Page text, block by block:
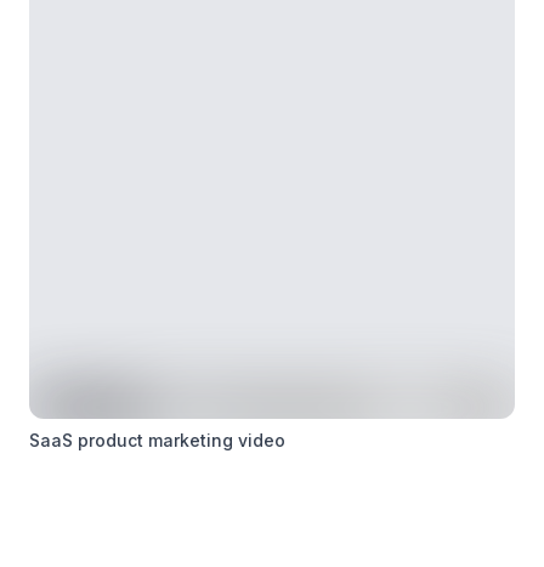
SaaS product marketing video